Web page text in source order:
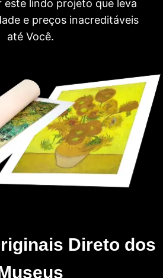
este lindo projeto que leva
e preços inacreditáveis
até Você.
Direto dos